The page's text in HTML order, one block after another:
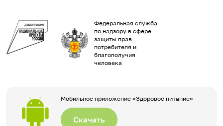
Федеральная служба
по надзору в сфере
защиты прав
потребителя и
благополучия
человека
Мобильное приложение «Здоровое питание»
Скачать